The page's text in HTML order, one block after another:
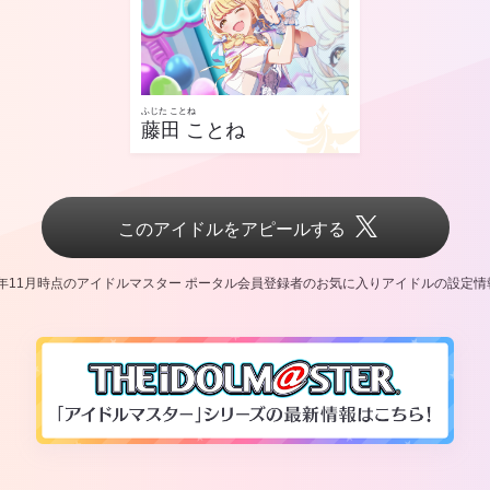
ふじた ことね
藤田 ことね
このアイドルをアピールする
月時点のアイドルマスター ポータル会員登録者のお気に入りアイドルの設定情